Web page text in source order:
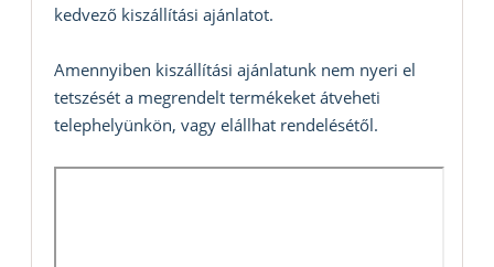
kedvező kiszállítási ajánlatot.
Amennyiben kiszállítási ajánlatunk nem nyeri el
tetszését a megrendelt termékeket átveheti
telephelyünkön, vagy elállhat rendelésétől.